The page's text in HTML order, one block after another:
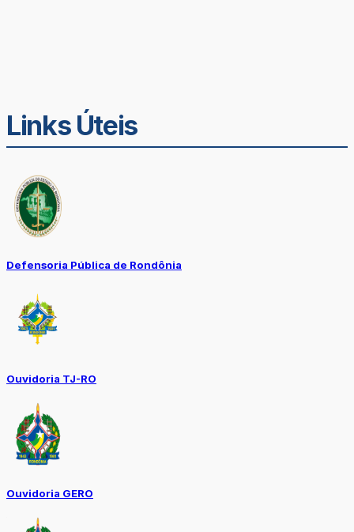
Links Úteis
Defensoria Pública de Rondônia
Ouvidoria TJ-RO
Ouvidoria GERO